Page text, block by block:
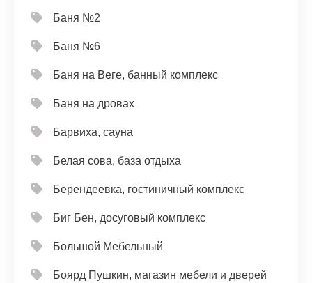
Баня №2
Баня №6
Баня на Веге, банный комплекс
Баня на дровах
Барвиха, сауна
Белая сова, база отдыха
Берендеевка, гостиничный комплекс
Биг Бен, досуговый комплекс
Большой Мебельный
Боярд Пушкин, магазин мебели и дверей